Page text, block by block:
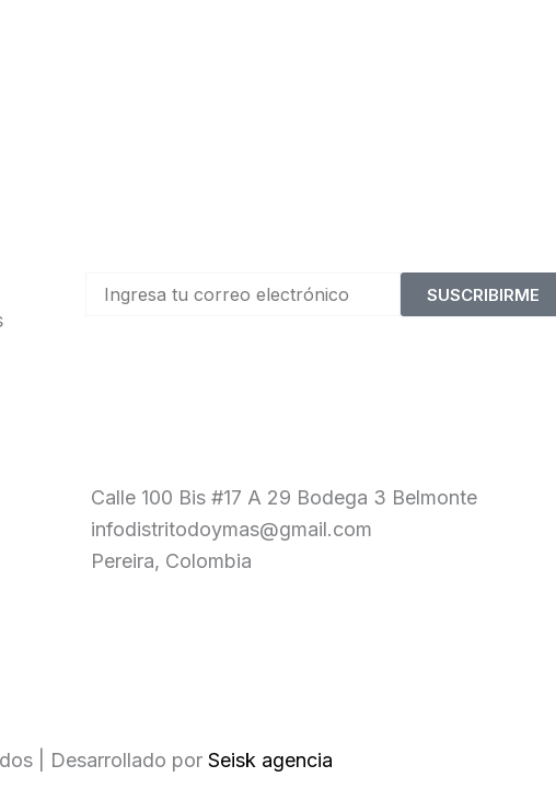
SUSCRIBIRME
Calle 100 Bis #17 A 29 Bodega 3 Belmonte
infodistritodoymas@gmail.com
Pereira, Colombia
| Desarrollado por Seisk agencia